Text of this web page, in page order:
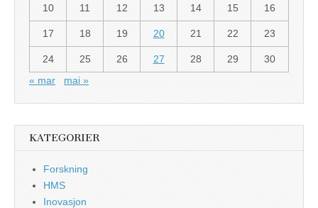
10 11 12 13 14 15 16
17 18 19 20 21 22 23
24 25 26 27 28 29
30
« mar
mai »
KATEGORIER
Forskning
HMS
Inovasjon